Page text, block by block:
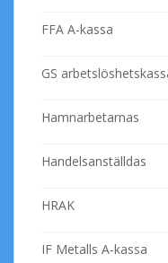
FFA A-kassa
GS
Hamnarbetarnas
Handelsanställdas
HRAK
IF Metalls A-kassa